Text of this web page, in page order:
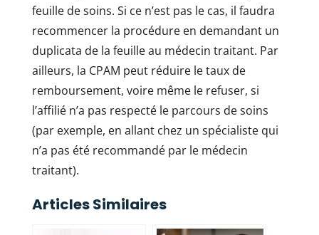
feuille de soins. Si ce n’est pas le cas, il faudra
recommencer la procédure en demandant un
duplicata de la feuille au médecin traitant. Par
ailleurs, la CPAM peut réduire le taux de
remboursement, voire même le refuser, si
l’affilié n’a pas respecté le parcours de soins
(par exemple, en allant chez un spécialiste qui
n’a pas été recommandé par le médecin
traitant).
Articles Similaires